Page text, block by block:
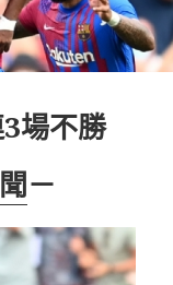
場不勝
－